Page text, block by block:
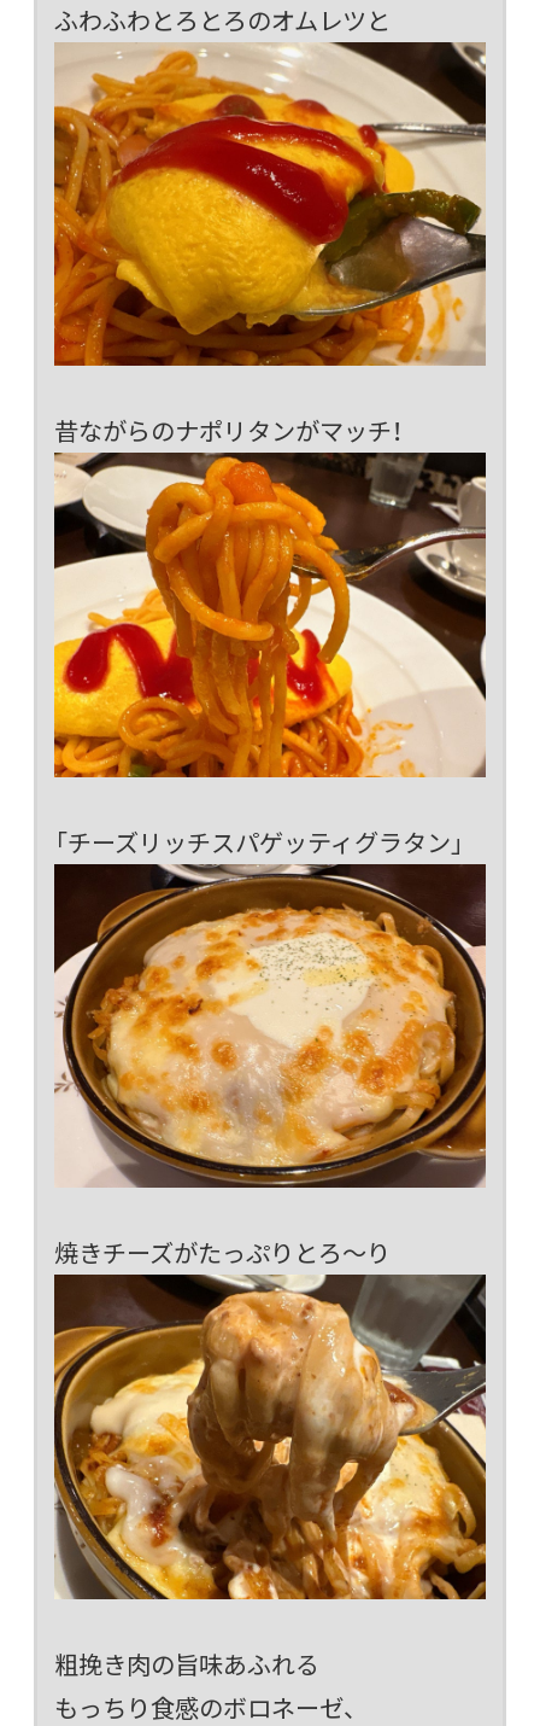
ふわふわとろとろのオムレツと
昔ながらのナポリタンがマッチ！
「チーズリッチスパゲッティグラタン」
焼きチーズがたっぷりとろ～り
粗挽き肉の旨味あふれる
もっちり食感のボロネーゼ、